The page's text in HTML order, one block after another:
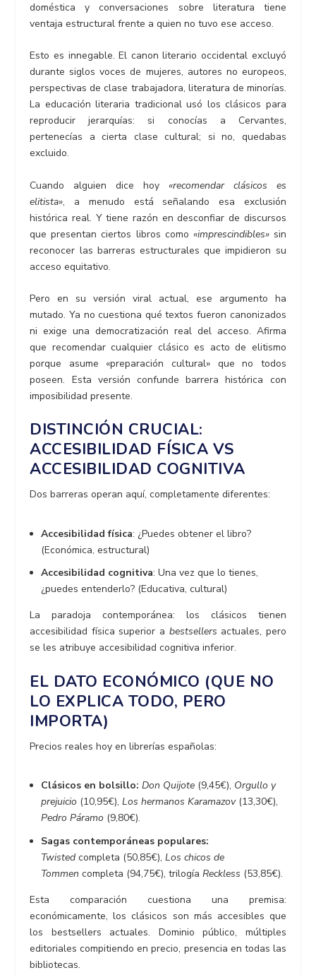
doméstica y conversaciones sobre literatura tiene
ventaja estructural frente a quien no tuvo ese acceso.
Esto es innegable. El canon literario occidental excluyó
durante siglos voces de mujeres, autores no europeos,
perspectivas de clase trabajadora, literatura de minorías.
La educación literaria tradicional usó los clásicos para
reproducir jerarquías: si conocías a Cervantes,
pertenecías a cierta clase cultural; si no, quedabas
excluido.
Cuando alguien dice hoy «recomendar clásicos es
elitista», a menudo está señalando esa exclusión
histórica real. Y tiene razón en desconfiar de discursos
que presentan ciertos libros como «imprescindibles»sin
reconocer las barreras estructurales que impidieron su
acceso equitativo.
Pero en su versión viral actual, ese argumento ha
mutado. Ya no cuestiona qué textos fueron canonizados
ni exige una democratización real del acceso. Afirma
que recomendar cualquier clásico es acto de elitismo
porque asume «preparación cultural» que no todos
poseen. Esta versión confunde barrera histórica con
imposibilidad presente.
DISTINCIÓN CRUCIAL:
ACCESIBILIDAD FÍSICA VS
ACCESIBILIDAD COGNITIVA
Dos barreras operan aquí, completamente diferentes:
Accesibilidad física: ¿Puedes obtener el libro?
(Económica, estructural)
Accesibilidad cognitiva: Una vez que lo tienes,
¿puedes entenderlo? (Educativa, cultural)
La paradoja contemporánea: los clásicos tienen
accesibilidad física superior a bestsellers actuales, pero
se les atribuye accesibilidad cognitiva inferior.
EL DATO ECONÓMICO (QUE NO
LO EXPLICA TODO, PERO
IMPORTA)
Precios reales hoy en librerías españolas:
Clásicos en bolsillo:Don Quijote (9,45€), Orgullo y
prejuicio (10,95€),Los hermanos Karamazov(13,30€),
Pedro Páramo (9,80€).
Sagas contemporáneas populares:
Twisted completa (50,85€),Los chicos de
Tommen completa (94,75€), trilogíaReckless (53,85€).
Esta comparación cuestiona una premisa:
económicamente, los clásicos son más accesibles que
los bestsellers actuales. Dominio público, múltiples
editoriales compitiendo en precio, presencia en todas las
bibliotecas.